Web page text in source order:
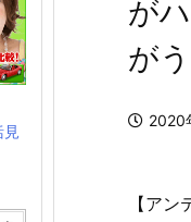
が
が
2020
【ア
見